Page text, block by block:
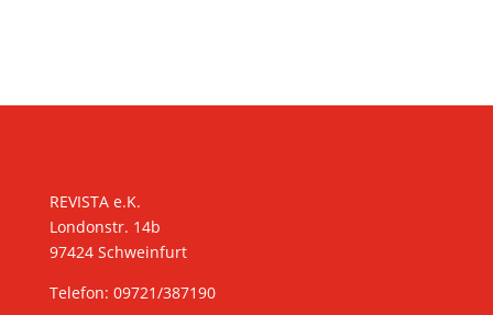
REVISTA e.K.
Londonstr. 14b
97424 Schweinfurt
Telefon: 09721/387190